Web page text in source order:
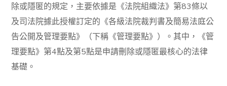
除或隱匿的規定，主要依據是《法院組織法》第83條以
及司法院據此授權訂定的《各級法院裁判書及簡易法庭公
告公開及管理要點》（下稱《管理要點》）。其中，《管
理要點》第4點及第5點是申請刪除或隱匿最核心的法律
基礎。